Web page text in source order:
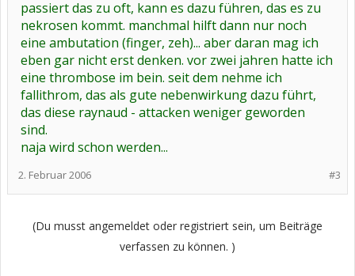
passiert das zu oft, kann es dazu führen, das es zu
nekrosen kommt. manchmal hilft dann nur noch
eine ambutation (finger, zeh)... aber daran mag ich
eben gar nicht erst denken. vor zwei jahren hatte ich
eine thrombose im bein. seit dem nehme ich
fallithrom, das als gute nebenwirkung dazu führt,
das diese raynaud - attacken weniger geworden
sind.
naja wird schon werden...
#3
2. Februar 2006
(Du musst angemeldet oder registriert sein, um Beiträge
verfassen zu können. )